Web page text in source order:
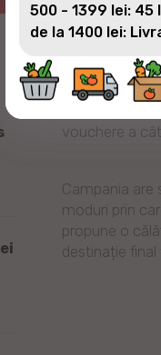
Linella
prin care
surprize și
vouchere a
Campania are
moduri prin
propune o
destinație final
500 - 1399 lei: 45
de la 1400 lei: